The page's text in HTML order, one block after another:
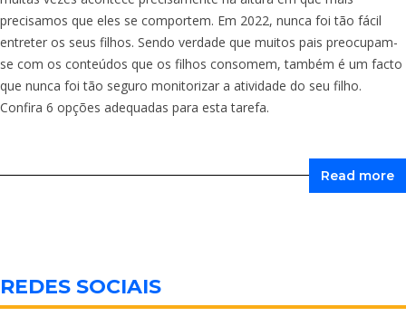
precisamos que eles se comportem. Em 2022, nunca foi tão fácil
entreter os seus filhos. Sendo verdade que muitos pais preocupam-
se com os conteúdos que os filhos consomem, também é um facto
que nunca foi tão seguro monitorizar a atividade do seu filho.
Confira 6 opções adequadas para esta tarefa.
Read more
REDES SOCIAIS